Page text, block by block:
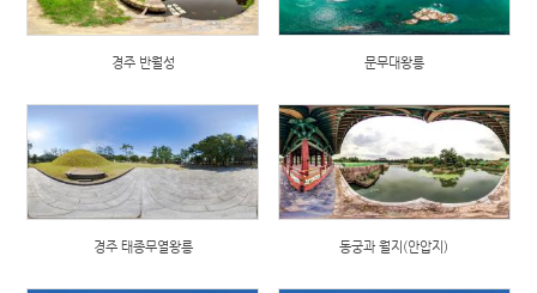
경주 반월성 문무대왕릉
경주 태종무열왕릉 동궁과 월지(안압지)